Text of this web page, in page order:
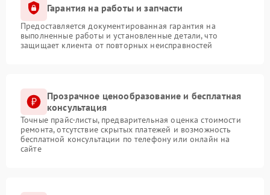
Гарантия на работы и запчасти
Предоставляется документированная гарантия на
выполненные работы и установленные детали, что
защищает клиента от повторных неисправностей
Прозрачное ценообразование и бесплатная
консультация
Точные прайс-листы, предварительная оценка стоимости
ремонта, отсутствие скрытых платежей и возможность
бесплатной консультации по телефону или онлайн на
сайте